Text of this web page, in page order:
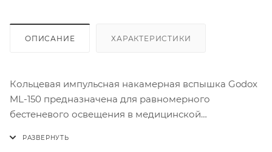
ОПИСАНИЕ ХАРАКТЕРИСТИКИ
Кольцевая импульсная накамерная вспышка Godox
ML-150 предназначена для равномерного
бестеневого освещения в медицинской